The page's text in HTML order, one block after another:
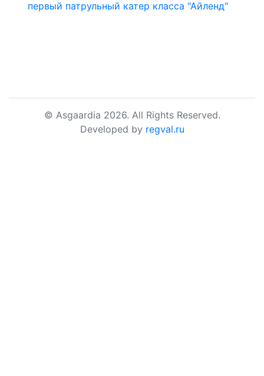
первый патрульный катер класса "Айленд"
© Asgaardia 2026. All Rights Reserved.
Developed by regval.ru